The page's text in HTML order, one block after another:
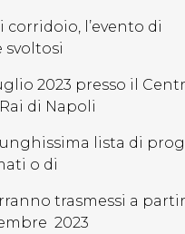
corridoio, l’evento di
svoltosi
2023 presso il
di Napoli
lista di
o di
trasmessi a
2023